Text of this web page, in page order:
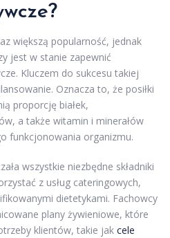
większą popularność, jednak
jest w stanie zapewnić
Kluczem do sukcesu takiej
Oznacza to, że posiłki
proporcję białek,
a także witamin i minerałów
funkcjonowania organizmu.
wszystkie niezbędne składniki
z usług cateringowych,
dietetykami. Fachowcy
plany żywieniowe, które
klientów, takie jak cele